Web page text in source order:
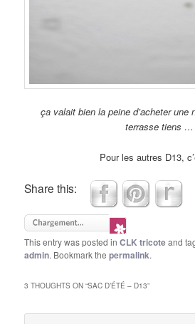
ça valait bien la peine d’acheter une
terrasse tiens …
Pour les autres D13,
Share this:
This entry was posted inCLK tricoteand
admin. Bookmark thepermalink.
3 THOUGHTS ON “SAC D’ÉTÉ – D13”